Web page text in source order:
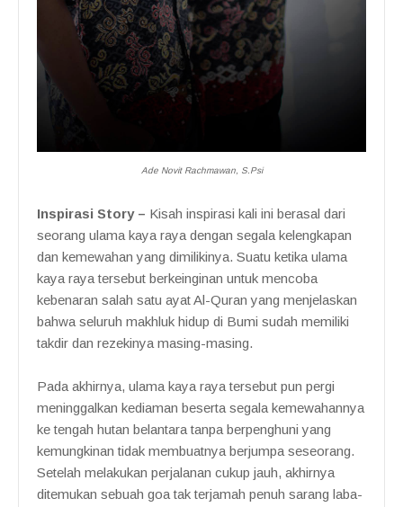
Ade Novit Rachmawan, S.Psi
Inspirasi Story – Kisah inspirasi kali ini berasal dari
seorang ulama kaya raya dengan segala kelengkapan
dan kemewahan yang dimilikinya. Suatu ketika ulama
kaya raya tersebut berkeinginan untuk mencoba
kebenaran salah satu ayat Al-Quran yang menjelaskan
bahwa seluruh makhluk hidup di Bumi sudah memiliki
takdir dan rezekinya masing-masing.
Pada akhirnya, ulama kaya raya tersebut pun pergi
meninggalkan kediaman beserta segala kemewahannya
ke tengah hutan belantara tanpa berpenghuni yang
kemungkinan tidak membuatnya berjumpa seseorang.
Setelah melakukan perjalanan cukup jauh, akhirnya
ditemukan sebuah goa tak terjamah penuh sarang laba-